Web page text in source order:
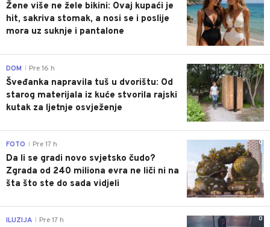
Žene više ne žele bikini: Ovaj kupaći je
hit, sakriva stomak, a nosi se i poslije
mora uz suknje i pantalone
0
DOM Pre 16 h
Šveđanka napravila tuš u dvorištu: Od
starog materijala iz kuće stvorila rajski
kutak za ljetnje osvježenje
0
FOTO Pre 17 h
Da li se gradi novo svjetsko čudo?
Zgrada od 240 miliona evra ne liči ni na
šta što ste do sada vidjeli
0
ILUZIJA Pre 17 h